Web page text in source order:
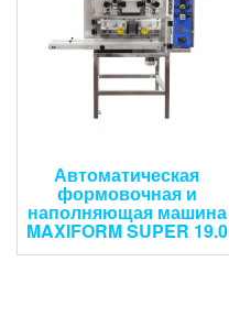
Автоматическая
формовочная и
наполняющая машина
MAXIFORM SUPER 19.0